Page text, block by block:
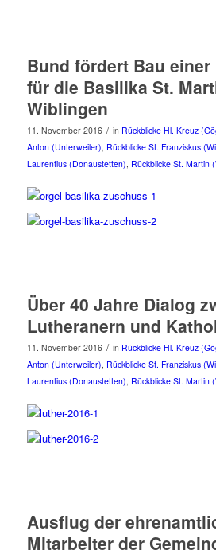
Bund fördert Bau
für die Basilika St.
Wiblingen
11. November 2016 / in Rückblicke Hl. Kreuz
Anton (Unterweiler) Rückblicke St. Franziskus
Laurentius (Donaustetten) Rückblicke St. Martin
Über 40 Jahre Dialog
Lutheranern und
11. November 2016 / in Rückblicke Hl. Kreuz
Anton (Unterweiler), Rückblicke St. Franziskus
Laurentius (Donaustetten), Rückblicke St. Martin
Ausflug der
Mitarbeiter der